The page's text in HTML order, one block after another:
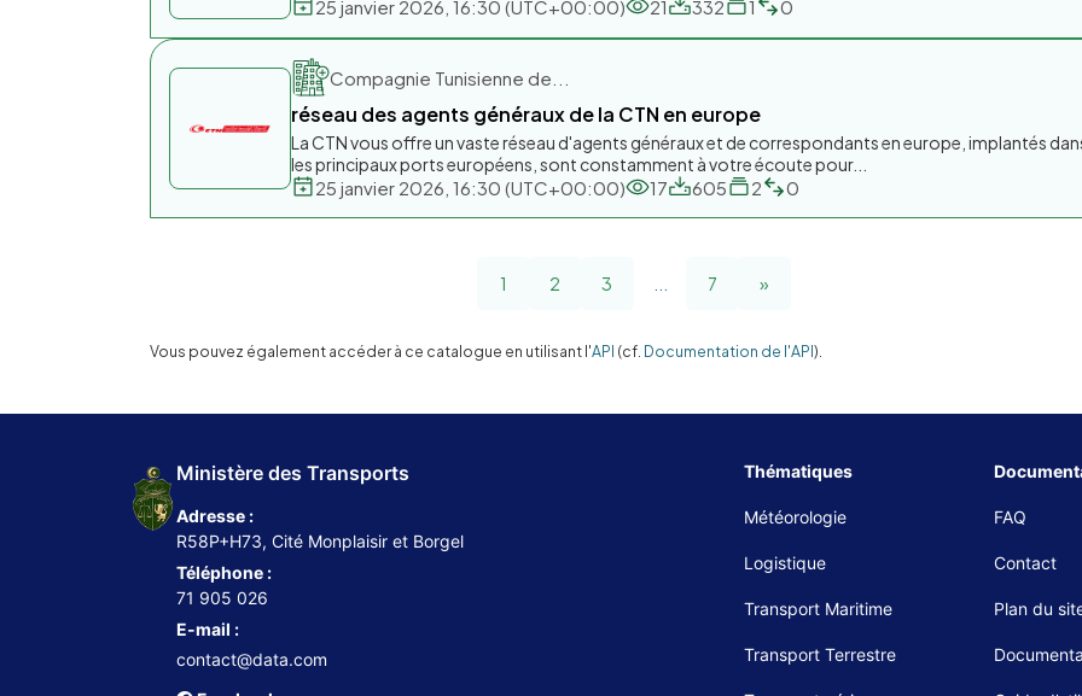
25 janvier 2026, 16:30 (UTC+00:00) 21 332 1 0
Compagnie Tunisienne de...
réseau des agents généraux de la CTN en europe
La CTN vous offre un vaste réseau d'agents généraux et de correspondants en europe, implantés
les principaux ports européens, sont constamment à votre écoute pour...
25 janvier 2026, 16:30 (UTC+00:00) 17 605 2 0
1 2 3 7 »
Vous pouvez également accéder à ce catalogue en utilisant l'API (cf. Documentation de l'API).
Ministère des Transports
Adresse :
R58P+H73, Cité Monplaisir et Borgel
Téléphone :
71 905 026
E-mail :
contact@data.com
Thématiques
Météorologie
Logistique
Transport Maritime
Transport Terrestre
FAQ
Contact
Plan du